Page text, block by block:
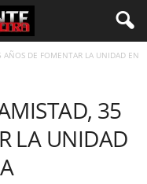
AÑOS DE FOMENTAR LA UNIDAD EN
35
LA UNIDAD